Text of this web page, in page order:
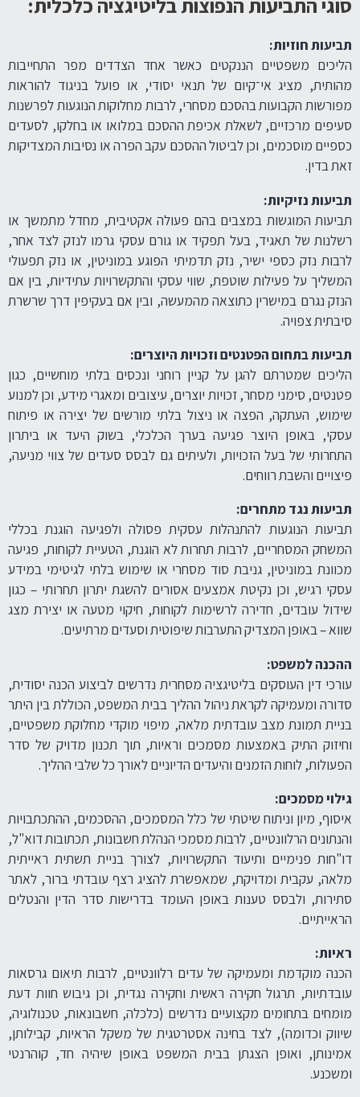
סוגי התביעות הנפוצות בליטיגציה כלכלית:
תביעות חוזיות:
הליכים משפטיים הננקטים כאשר אחד הצדדים מפר התחייבות
מהותית, מציג אי־קיום של תנאי יסודי, או פועל בניגוד להוראות
מפורשות הקבועות בהסכם מסחרי, לרבות מחלוקות הנוגעות לפרשנות
סעיפים מרכזיים, לשאלת אכיפת ההסכם במלואו או בחלקו, לסעדים
כספיים מוסכמים, וכן לביטול ההסכם עקב הפרה או נסיבות המצדיקות
זאת בדין.
תביעות נזיקיות:
תביעות המוגשות במצבים בהם פעולה אקטיבית, מחדל מתמשך או
רשלנות של תאגיד, בעל תפקיד או גורם עסקי גרמו לנזק לצד אחר,
לרבות נזק כספי ישיר, נזק תדמיתי הפוגע במוניטין, או נזק תפעולי
המשליך על פעילות שוטפת, שווי עסקי והתקשרויות עתידיות, בין אם
הנזק נגרם במישרין כתוצאה מהמעשה, ובין אם בעקיפין דרך שרשרת
סיבתית צפויה.
תביעות בתחום הפטנטים וזכויות היוצרים:
הליכים שמטרתם להגן על קניין רוחני ונכסים בלתי מוחשיים, כגון
פטנטים, סימני מסחר, זכויות יוצרים, עיצובים ומאגרי מידע, וכן למנוע
שימוש, העתקה, הפצה או ניצול בלתי מורשים של יצירה או פיתוח
עסקי, באופן היוצר פגיעה בערך הכלכלי, בשוק היעד או ביתרון
התחרותי של בעל הזכויות, ולעיתים גם לבסס סעדים של צווי מניעה,
פיצויים והשבת רווחים.
תביעות נגד מתחרים:
תביעות הנוגעות להתנהלות עסקית פסולה ולפגיעה הוגנת בכללי
המשחק המסחריים, לרבות תחרות לא הוגנת, הטעיית לקוחות, פגיעה
מכוונת במוניטין, גניבת סוד מסחרי או שימוש בלתי לגיטימי במידע
עסקי רגיש, וכן נקיטת אמצעים אסורים להשגת יתרון תחרותי – כגון
שידול עובדים, חדירה לרשימות לקוחות, חיקוי מטעה או יצירת מצג
שווא – באופן המצדיק התערבות שיפוטית וסעדים מרתיעים.
ההכנה למשפט:
עורכי דין העוסקים בליטיגציה מסחרית נדרשים לביצוע הכנה יסודית,
סדורה ומעמיקה לקראת ניהול ההליך בבית המשפט, הכוללת בין היתר
בניית תמונת מצב עובדתית מלאה, מיפוי מוקדי מחלוקת משפטיים,
וחיזוק התיק באמצעות מסמכים וראיות, תוך תכנון מדויק של סדר
הפעולות, לוחות הזמנים והיעדים הדיוניים לאורך כל שלבי ההליך.
גילוי מסמכים:
איסוף, מיון וניתוח שיטתי של כלל המסמכים, ההסכמים, ההתכתבויות
והנתונים הרלוונטיים, לרבות מסמכי הנהלת חשבונות, תכתובות דוא"ל,
דו"חות פנימיים ותיעוד התקשרויות, לצורך בניית תשתית ראייתית
מלאה, עקבית ומדויקת, שמאפשרת להציג רצף עובדתי ברור, לאתר
סתירות, ולבסס טענות באופן העומד בדרישות סדר הדין והנטלים
הראייתיים.
ראיות:
הכנה מוקדמת ומעמיקה של עדים רלוונטיים, לרבות תיאום גרסאות
עובדתיות, תרגול חקירה ראשית וחקירה נגדית, וכן גיבוש חוות דעת
מומחים בתחומים מקצועיים נדרשים (כלכלה, חשבונאות, טכנולוגיה,
שיווק וכדומה), לצד בחינה אסטרטגית של משקל הראיות, קבילותן,
אמינותן, ואופן הצגתן בבית המשפט באופן שיהיה חד, קוהרנטי
ומשכנע.